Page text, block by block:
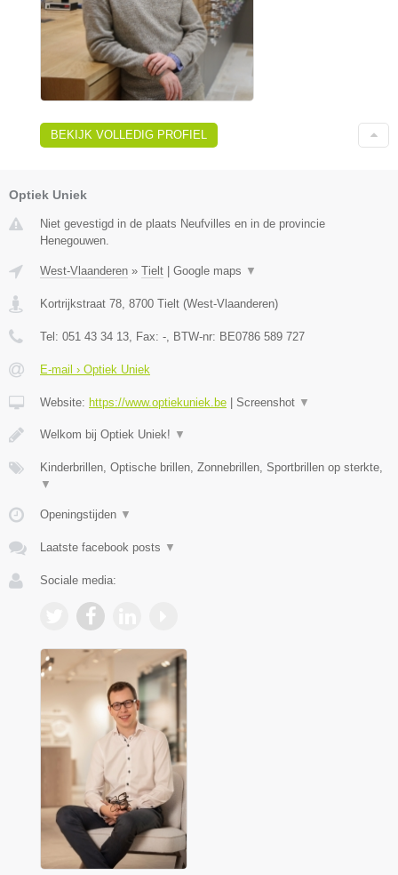
BEKIJK VOLLEDIG PROFIEL
Optiek Uniek
Niet gevestigd in de plaats Neufvilles en in de provincie
Henegouwen.
West-Vlaanderen » Tielt Google maps ▼
Kortrijkstraat 78 8700 Tielt (West-Vlaanderen)
Tel: 051 43 34 13 , Fax: - , BTW-nr: BE0786 589 727
E-mail › Optiek Uniek
Website: https://www.optiekuniek.be Screenshot ▼
Welkom bij Optiek Uniek! ▼
Kinderbrillen, Optische brillen, Zonnebrillen, Sportbrillen op sterkte,
▼
Openingstijden ▼
Laatste facebook posts ▼
Sociale media: